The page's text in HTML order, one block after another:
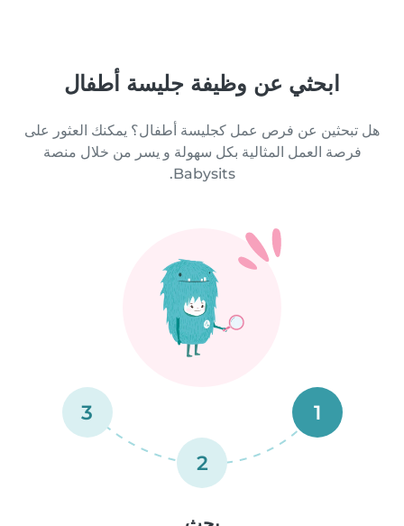
ابحثي عن وظيفة جليسة أطفال
هل تبحثين عن فرص عمل كجليسة أطفال؟ يمكنك العثور على
فرصة العمل المثالية بكل سهولة و يسر من خلال منصة
Babysits.
1
2
3